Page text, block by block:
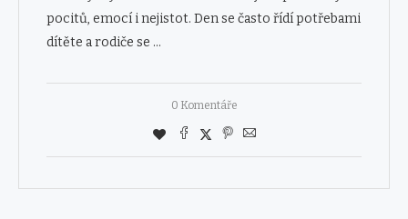
pocitů, emocí i nejistot. Den se často řídí potřebami
dítěte a rodiče se …
0 Komentáře